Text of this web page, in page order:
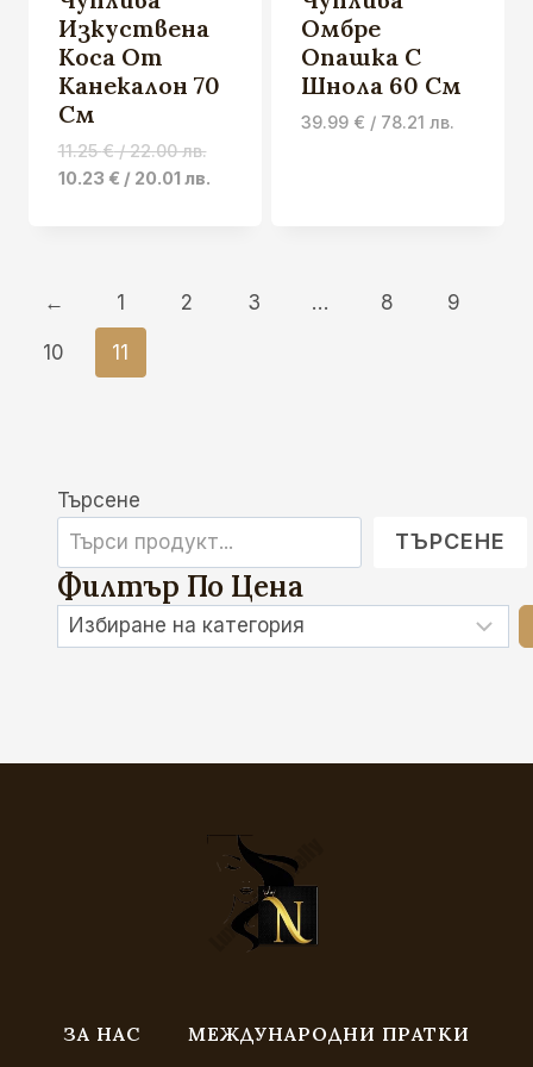
Изкуствена
Коса От
Канекалон 70
См
11.25€/ 22.00 лв.Original
price
10.23 € / 20.01 лв.Current
20.01 лв..
Омбре
Опашка С
Шнола 60 См
39.99 € / 78.21 лв.
← 1 2 3 … 8 9
10 11
Търсене
ТЪРСЕНЕ
Филтър По Цена
Избиране
на
ЗА НАС
МЕЖДУНАРОДНИ ПРАТКИ